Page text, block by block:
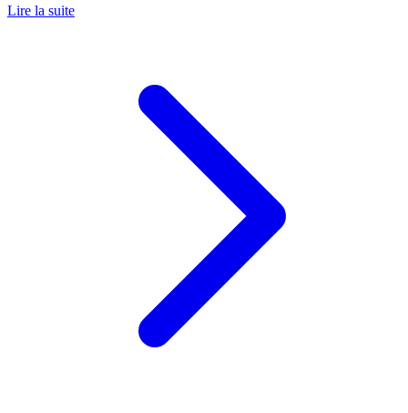
Lire la suite